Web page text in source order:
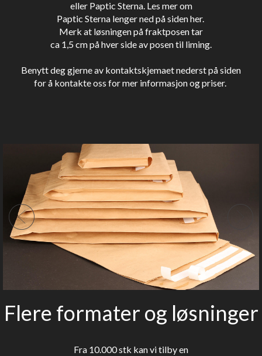
eller Paptic Sterna. Les mer om
Paptic Sterna lenger ned på siden her.
Merk at løsningen på fraktposen tar
ca 1,5 cm på hver side av posen til liming.
Benytt deg gjerne av kontaktskjemaet nederst på siden
for å kontakte oss for mer informasjon og priser.
Flere formater og løsninger
Fra 10.000 stk kan vi tilby en